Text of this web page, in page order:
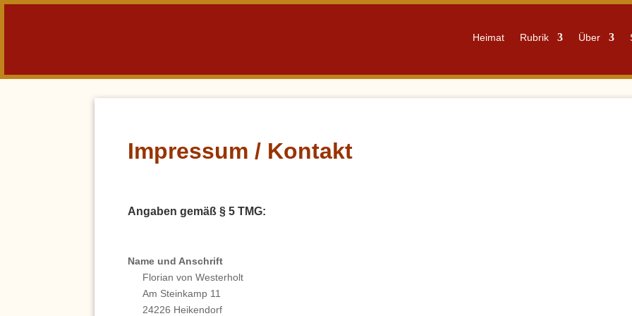
Heimat Rubrik Über
Impressum / Kontakt
Angaben gemäß § 5 TMG:
Name und Anschrift
Florian von Westerholt
Am Steinkamp 11
24226 Heikendorf